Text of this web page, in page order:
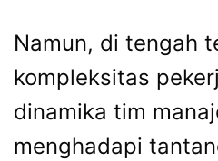
Namun, di tengah
kompleksitas
dinamika tim
menghadapi